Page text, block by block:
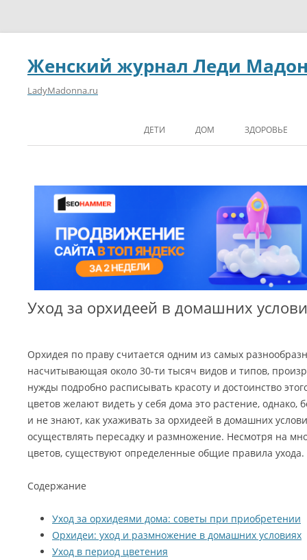
Женский журнал Леди
LadyMadonna.ru
ДЕТИ ДОМ ЗДОРОВЬЕ
Уход за орхидеей в домашних
Орхидея по праву считается одним из самых
насчитывающая около 30-ти тысяч видов и типов,
нужды подробно расписывать красоту и достоинство
цветов желают видеть у себя дома это растение, однако,
и не знают, как ухаживать за орхидеей в домашних
осуществлять пересадку и размножение. Несмотря на
цветов, существуют определенные общие правила ухода.
Содержание
Уход за орхидеями дома: советы при приобретении
Орхидеи: уход и размножение в домашних условиях
Уход в период цветения